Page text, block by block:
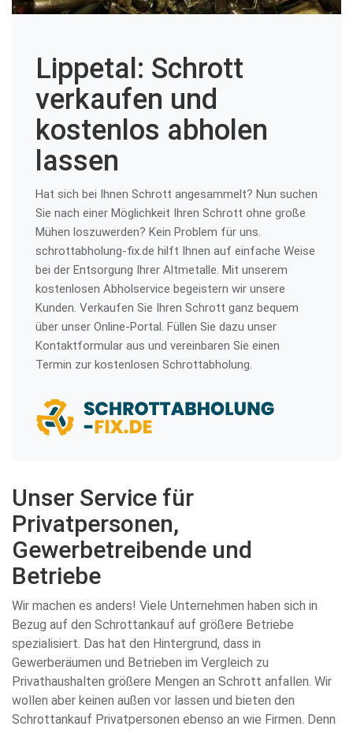
Lippetal: Schrott
verkaufen und
kostenlos abholen
lassen
Hat sich bei Ihnen Schrott angesammelt? Nun suchen
Sie nach einer Möglichkeit Ihren Schrott ohne große
Mühen loszuwerden? Kein Problem für uns.
schrottabholung-fix.de hilft Ihnen auf einfache Weise
bei der Entsorgung Ihrer Altmetalle. Mit unserem
kostenlosen Abholservice begeistern wir unsere
Kunden. Verkaufen Sie Ihren Schrott ganz bequem
über unser Online-Portal. Füllen Sie dazu unser
Kontaktformular aus und vereinbaren Sie einen
Termin zur kostenlosen Schrottabholung.
Unser Service für
Privatpersonen,
Gewerbetreibende und
Betriebe
Wir machen es anders! Viele Unternehmen haben sich in
Bezug auf den Schrottankauf auf größere Betriebe
spezialisiert. Das hat den Hintergrund, dass in
Gewerberäumen und Betrieben im Vergleich zu
Privathaushalten größere Mengen an Schrott anfallen. Wir
wollen aber keinen außen vor lassen und bieten den
Schrottankauf Privatpersonen ebenso an wie Firmen. Denn